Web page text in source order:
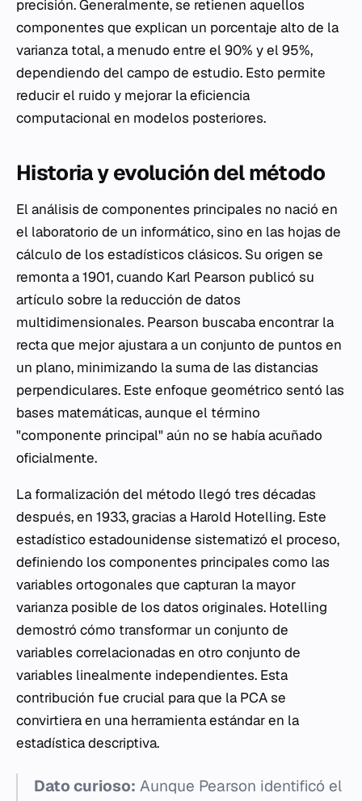
precisión. Generalmente, se retienen aquellos
componentes que explican un porcentaje alto de la
varianza total, a menudo entre el 90% y el 95%,
dependiendo del campo de estudio. Esto permite
reducir el ruido y mejorar la eficiencia
computacional en modelos posteriores.
Historia y evolución del método
El análisis de componentes principales no nació en
el laboratorio de un informático, sino en las hojas de
cálculo de los estadísticos clásicos. Su origen se
remonta a 1901, cuando Karl Pearson publicó su
artículo sobre la reducción de datos
multidimensionales. Pearson buscaba encontrar la
recta que mejor ajustara a un conjunto de puntos en
un plano, minimizando la suma de las distancias
perpendiculares. Este enfoque geométrico sentó las
bases matemáticas, aunque el término
"componente principal" aún no se había acuñado
oficialmente.
La formalización del método llegó tres décadas
después, en 1933, gracias a Harold Hotelling. Este
estadístico estadounidense sistematizó el proceso,
definiendo los componentes principales como las
variables ortogonales que capturan la mayor
varianza posible de los datos originales. Hotelling
demostró cómo transformar un conjunto de
variables correlacionadas en otro conjunto de
variables linealmente independientes. Esta
contribución fue crucial para que la PCA se
convirtiera en una herramienta estándar en la
estadística descriptiva.
Dato curioso: Aunque Pearson identificó el